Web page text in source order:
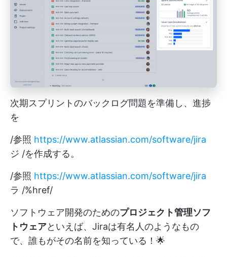
次期スプリントのバックログ問題を準備し、進捗
を
/参照 https://www.atlassian.com/software/jira
ジ /を作成する。
/参照 https://www.atlassian.com/software/jira
ラ /%href/
ソフトウェア開発のためのプロジェクト管理ソフ
トウェアといえば、Jiraは有名人のようなもの
で、誰もがその名前を知っている！🌟